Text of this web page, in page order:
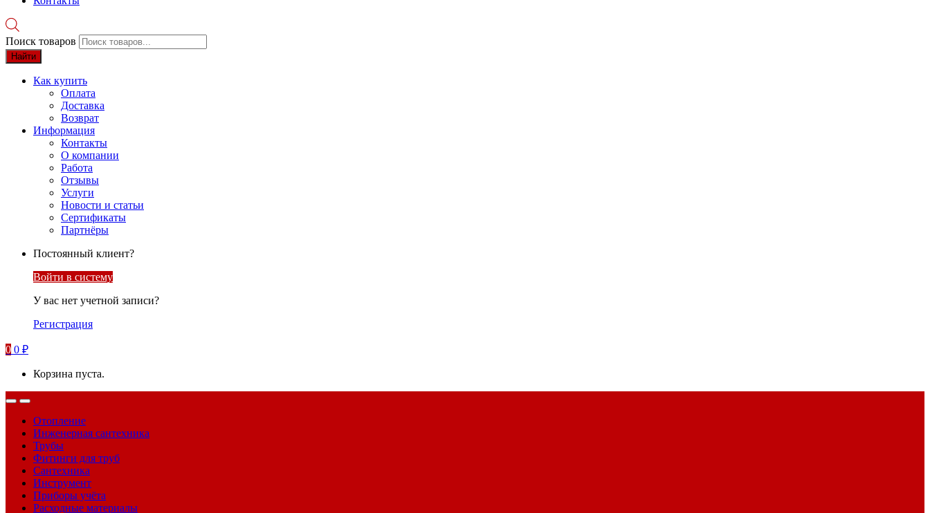
Поиск товаров
Найти
Как купить
Оплата
Доставка
Возврат
Информация
Контакты
О компании
Работа
Отзывы
Услуги
Новости и статьи
Сертификаты
Партнёры
Постоянный клиент?
Войти в систему
У вас нет учетной записи?
Регистрация
0 0 ₽
Корзина пуста.
Отопление
Инженерная сантехника
Трубы
Фитинги для труб
Сантехника
Инструмент
Приборы учёта
Расходные материалы